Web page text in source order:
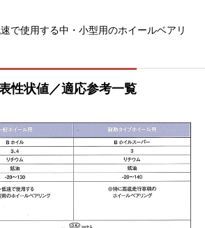
で使用する中・小型用のホイールベアリ
性状値／適応参考一覧